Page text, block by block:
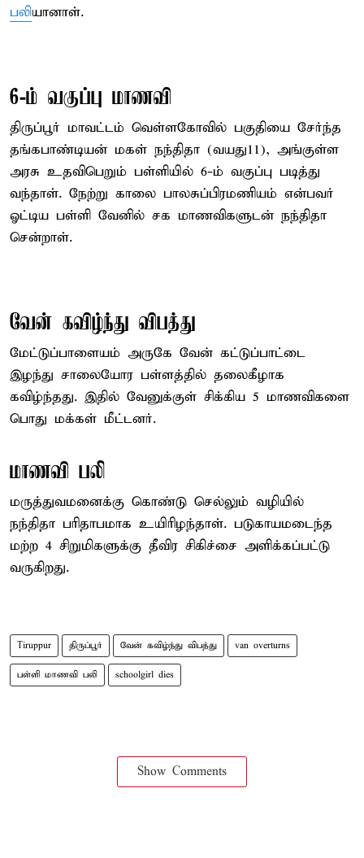
பலியானாள்.
6-ம் வகுப்பு மாணவி
திருப்பூர் மாவட்டம் வெள்ளகோவில் பகுதியை சேர்ந்த
தங்கபாண்டியன் மகள் நந்திதா (வயது11), அங்குள்ள
அரசு உதவிபெறும் பள்ளியில் 6-ம் வகுப்பு படித்து
வந்தாள். நேற்று காலை பாலசுப்பிரமணியம் என்பவர்
ஓட்டிய பள்ளி வேனில் சக மாணவிகளுடன் நந்திதா
சென்றாள்.
வேன் கவிழ்ந்து விபத்து
மேட்டுப்பாளையம் அருகே வேன் கட்டுப்பாட்டை
இழந்து சாலையோர பள்ளத்தில் தலைகீழாக
கவிழ்ந்தது. இதில் வேனுக்குள் சிக்கிய 5 மாணவிகளை
பொது மக்கள் மீட்டனர்.
மாணவி பலி
மருத்துவமனைக்கு கொண்டு செல்லும் வழியில்
நந்திதா பரிதாபமாக உயிரிழந்தாள். படுகாயமடைந்த
மற்ற 4 சிறுமிகளுக்கு தீவிர சிகிச்சை அளிக்கப்பட்டு
வருகிறது.
Tiruppur திருப்பூர் வேன் கவிழ்ந்து விபத்து van overturns
பள்ளி மாணவி பலி schoolgirl dies
Show Comments